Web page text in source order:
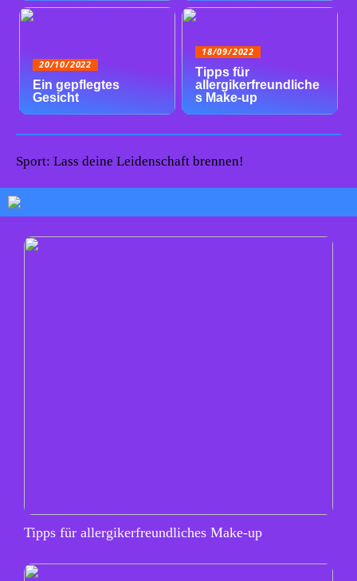
20/10/2022
Ein gepflegtes
Gesicht
18/09/2022
Tipps für
allergikerfreundliche
s Make-up
Sport: Lass deine Leidenschaft brennen!
Tipps für allergikerfreundliches Make-up